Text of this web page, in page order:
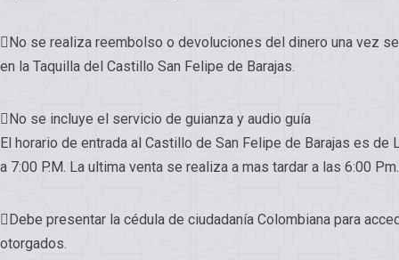
No se realiza reembolso o devoluciones del dinero una vez
en la Taquilla del Castillo San Felipe de Barajas.
No se incluye el servicio de guianza y audio guía
El horario de entrada al Castillo de San Felipe de Barajas es de
a 7:00 P.M. La ultima venta se realiza a mas tardar a las 6:00 Pm.
Debe presentar la cédula de ciudadanía Colombiana para
otorgados.